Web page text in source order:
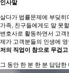
인사말
살다가 법률문제에 부딪히
가족, 친구들에게도 말 못
변호사로 활동하면서 고
제가 고객분들의 인생에
저의 직업이 참으로 무겁
그 동안 한 분 한 분 답답